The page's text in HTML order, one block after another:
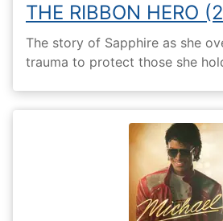
THE RIBBON HERO
The story of Sapphire as she
trauma to protect those she